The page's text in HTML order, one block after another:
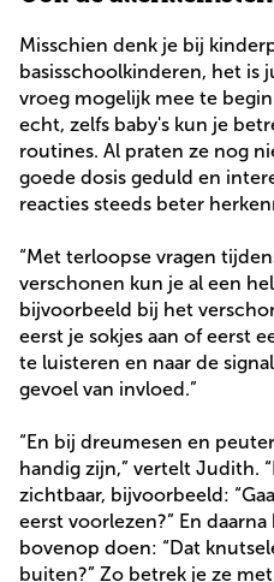
Misschien denk je bij
basisschoolkinderen, het is
vroeg mogelijk mee te
echt, zelfs baby's kun je
routines. Al praten ze nog
goede dosis geduld en
reacties steeds beter
“Met terloopse vragen
verschonen kun je al een
bijvoorbeeld bij het
eerst je sokjes aan of eerst
te luisteren en naar de
gevoel van invloed.”
“En bij dreumesen en
handig zijn,” vertelt Judith.
zichtbaar, bijvoorbeeld:
eerst voorlezen?” En
bovenop doen: “Dat
buiten?” Zo betrek je ze